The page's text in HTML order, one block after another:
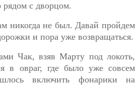
рядом с дворцом.
никогда не был. Давай пройдем
и пора уже возвращаться.
Чак, взяв Марту под локоть,
в овраг, где было уже совсем
включить фонарики на